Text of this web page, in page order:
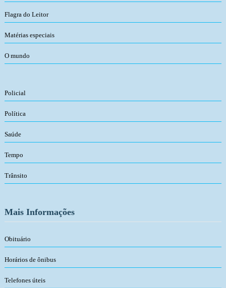
Flagra do Leitor
Matérias especiais
O mundo
Policial
Política
Saúde
Tempo
Trânsito
Mais Informações
Obituário
Horários de ônibus
Telefones úteis